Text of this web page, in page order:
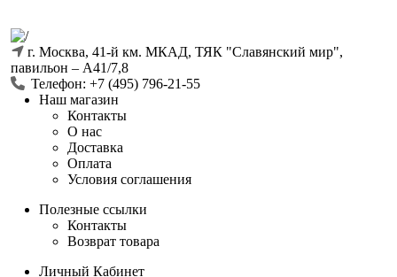
г. Москва, 41-й км. МКАД, ТЯК "Славянский мир",
павильон ‒ А41/7,8
Телефон: +7 (495) 796-21-55
Наш магазин
Контакты
О нас
Доставка
Оплата
Условия соглашения
Полезные ссылки
Контакты
Возврат товара
Личный Кабинет